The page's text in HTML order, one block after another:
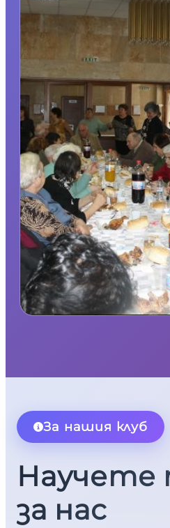
За нашия клуб
Научете
за нас